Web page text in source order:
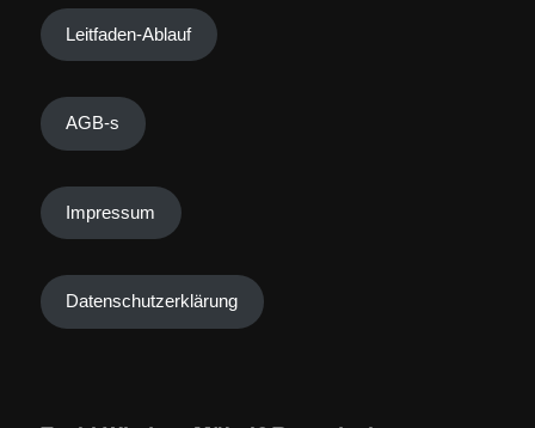
Leitfaden-Ablauf
AGB-s
Impressum
Datenschutzerklärung